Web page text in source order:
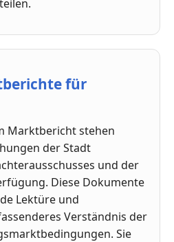
für
Marktbericht stehen
der Stadt
und der
Diese Dokumente
Lektüre und
Verständnis der
Sie